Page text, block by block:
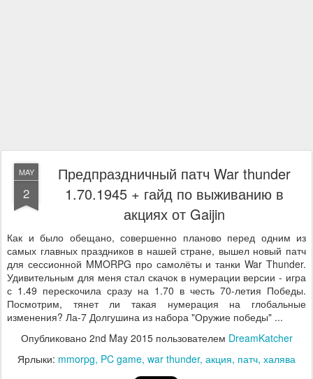
MAY
2
Предпраздничный патч War thunder
1.70.1945 + гайд по выживанию в
акциях от Gaijin
Как и было обещано, совершенно планово перед одним из
самых главных праздников в нашей стране, вышел новый патч
для сессионной MMORPG про самолёты и танки War Thunder.
Удивительным для меня стал скачок в нумерации версии - игра
с 1.49 перескочила сразу на 1.70 в честь 70-летия Победы.
Посмотрим, тянет ли такая нумерация на глобальные
изменения? Ла-7 Долгушина из набора "Оружие победы" ...
Опубликовано 2nd May 2015пользователем DreamKatcher
Ярлыки: mmorpg PC game war thunder акция патч халява